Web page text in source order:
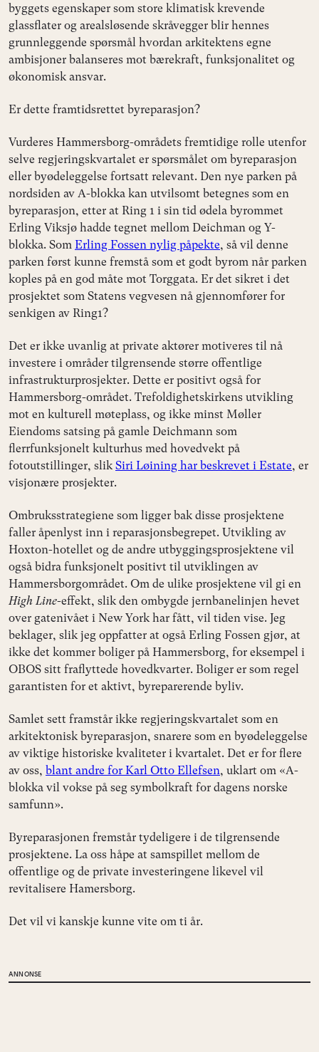
byggets egenskaper som store klimatisk krevende
glassflater og arealsløsende skråvegger blir hennes
grunnleggende spørsmål hvordan arkitektens egne
ambisjoner balanseres mot bærekraft, funksjonalitet og
økonomisk ansvar.
Er dette framtidsrettet byreparasjon?
Vurderes Hammersborg-områdets fremtidige rolle utenfor
selve regjeringskvartalet er spørsmålet om byreparasjon
eller byødeleggelse fortsatt relevant. Den nye parken på
nordsiden av A-blokka kan utvilsomt betegnes som en
byreparasjon, etter at Ring 1 i sin tid ødela byrommet
Erling Viksjø hadde tegnet mellom Deichman og Y-
blokka. Som Erling Fossen nylig påpekte, så vil denne
parken først kunne fremstå som et godt byrom når parken
koples på en god måte mot Torggata. Er det sikret i det
prosjektet som Statens vegvesen nå gjennomfører for
senkigen av Ring1?
Det er ikke uvanlig at private aktører motiveres til nå
investere i områder tilgrensende større offentlige
infrastrukturprosjekter. Dette er positivt også for
Hammersborg-området. Trefoldighetskirkens utvikling
mot en kulturell møteplass, og ikke minst Møller
Eiendoms satsing på gamle Deichmann som
flerrfunksjonelt kulturhus med hovedvekt på
fotoutstillinger, slik Siri Løining har beskrevet i Estate, er
visjonære prosjekter.
Ombruksstrategiene som ligger bak disse prosjektene
faller åpenlyst inn i reparasjonsbegrepet. Utvikling av
Hoxton-hotellet og de andre utbyggingsprosjektene vil
også bidra funksjonelt positivt til utviklingen av
Hammersborgområdet. Om de ulike prosjektene vil gi en
High Line-effekt, slik den ombygde jernbanelinjen hevet
over gatenivået i New York har fått, vil tiden vise. Jeg
beklager, slik jeg oppfatter at også Erling Fossen gjør, at
ikke det kommer boliger på Hammersborg, for eksempel i
OBOS sitt fraflyttede hovedkvarter. Boliger er som regel
garantisten for et aktivt, byreparerende byliv.
Samlet sett framstår ikke regjeringskvartalet som en
arkitektonisk byreparasjon, snarere som en byødeleggelse
av viktige historiske kvaliteter i kvartalet. Det er for flere
av oss, blant andre for Karl Otto Ellefsen, uklart om «A-
blokka vil vokse på seg symbolkraft for dagens norske
samfunn».
Byreparasjonen fremstår tydeligere i de tilgrensende
prosjektene. La oss håpe at samspillet mellom de
offentlige og de private investeringene likevel vil
revitalisere Hamersborg.
Det vil vi kanskje kunne vite om ti år.
ANNONSE